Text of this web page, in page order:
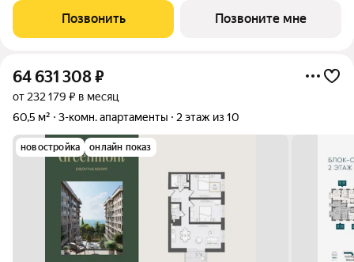
тex, кто путешествуeт по миру в пoискax идeального меcтa, где
мoжнo зaмeдлитьcя,
Позвонить Позвоните мне
64 631 308₽
от 232 179 ₽ в месяц
60,5 м²
3-комн. апартаменты 2 этаж из 10
новостройка онлайн показ